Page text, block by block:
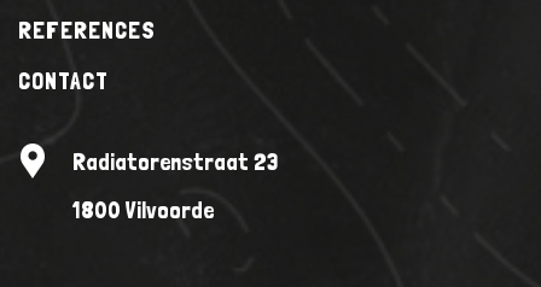
REFERENCES
CONTACT
Radiatorenstraat 23
1800 Vilvoorde